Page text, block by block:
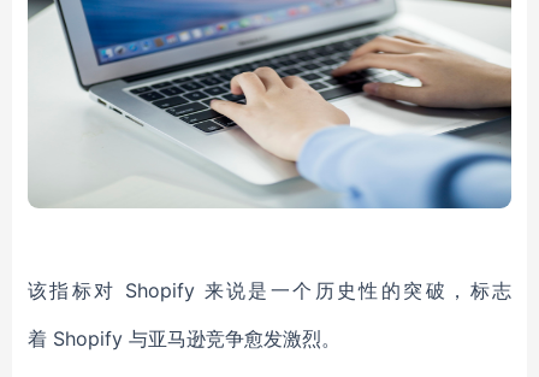
该指标对 Shopify 来说是一个历史性的突破，标志
着 Shopify 与亚马逊竞争愈发激烈。